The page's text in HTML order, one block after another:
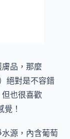
品，那麼
絕對是不容錯
也很喜歡
！
源，內含葡萄